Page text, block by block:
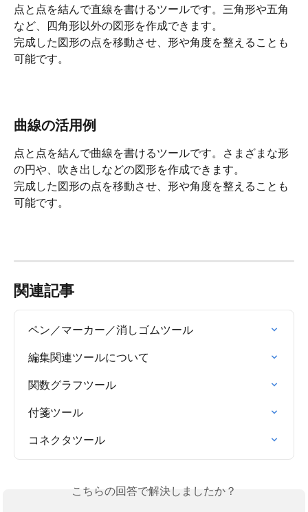
点と点を結んで直線を書けるツールです。三角形や五角
など、四角形以外の図形を作成できます。
完成した図形の点を移動させ、形や角度を整えることも
可能です。
曲線の活用例
点と点を結んで曲線を書けるツールです。さまざまな形
の円や、吹き出しなどの図形を作成できます。
完成した図形の点を移動させ、形や角度を整えることも
可能です。
関連記事
ペン／マーカー／消しゴムツール
編集関連ツールについて
関数グラフツール
付箋ツール
コネクタツール
こちらの回答で解決しましたか？